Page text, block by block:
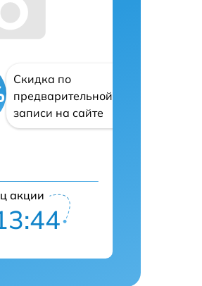
Скидка по
предварительной
записи на сайте
акции